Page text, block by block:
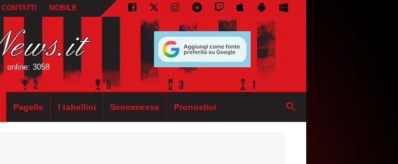
CONTATTI MOBILE
online: 3058
Pagelle I tabellini Scommesse Pronostici